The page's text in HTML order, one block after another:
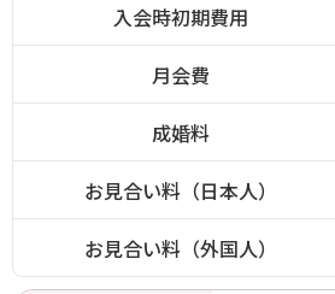
入会時初期費用
月会費
成婚料
お見合い料（日本人）
お見合い料（外国人）